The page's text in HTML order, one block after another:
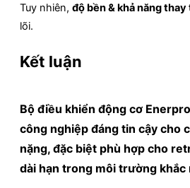
Tuy nhiên, độ bền & khả năng thay
lõi.
Kết luận
Bộ điều khiển động cơ
công nghiệp đáng tin cậy cho
nặng, đặc biệt phù hợp cho
dài hạn trong môi trường khắc